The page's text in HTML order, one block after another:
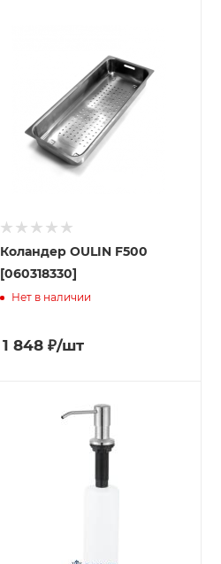
Коландер OULIN F500
[060318330]
Нет в наличии
1 848 ₽/шт